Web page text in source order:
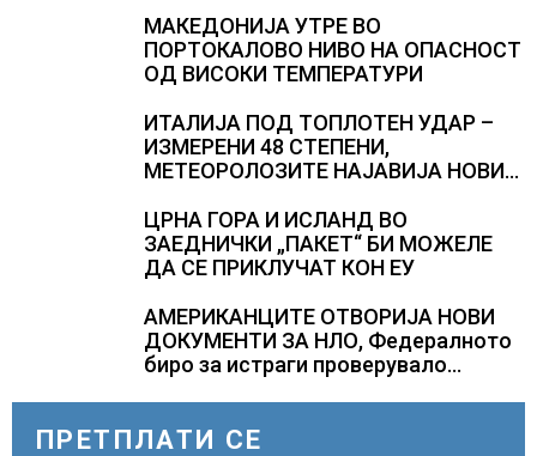
МАКЕДОНИЈА УТРЕ ВО
ПОРТОКАЛОВО НИВО НА ОПАСНОСТ
ОД ВИСОКИ ТЕМПЕРАТУРИ
ИТАЛИЈА ПОД ТОПЛОТЕН УДАР –
ИЗМЕРЕНИ 48 СТЕПЕНИ,
МЕТЕОРОЛОЗИТЕ НАЈАВИЈА НОВИ
АВГУСТ
ЦРНА ГОРА И ИСЛАНД ВО
ЗАЕДНИЧКИ „ПАКЕТ“ БИ МОЖЕЛЕ
ДА СЕ ПРИКЛУЧАТ КОН ЕУ
АМЕРИКАНЦИТЕ ОТВОРИЈА НОВИ
ДОКУМЕНТИ ЗА НЛО, Федералното
биро за истраги проверувало
ПРЕТПЛАТИ СЕ